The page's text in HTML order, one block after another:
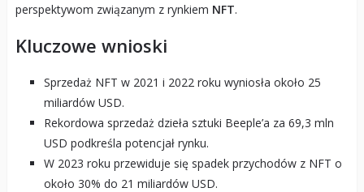
perspektywom związanym z rynkiem NFT.
Kluczowe wnioski
Sprzedaż NFT w 2021 i 2022 roku wyniosła około 25
miliardów USD.
Rekordowa sprzedaż dzieła sztuki Beeple’a za 69,3 mln
USD podkreśla potencjał rynku.
W 2023 roku przewiduje się spadek przychodów z NFT o
około 30% do 21 miliardów USD.